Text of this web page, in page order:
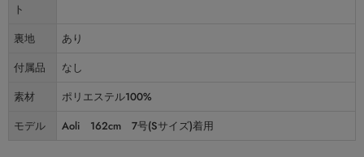
ト
裏地
あり
付属品
なし
素材
ポリエステル100%
モデル
Aoli 162cm 7号(Sサイズ)着用